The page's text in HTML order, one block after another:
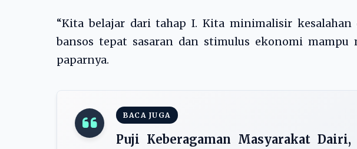
“Kita belajar dari tahap I. Kita minimalisir kesalahan
bansos tepat sasaran dan stimulus ekonomi mampu
paparnya.
BACA JUGA
Puji Keberagaman Masyarakat